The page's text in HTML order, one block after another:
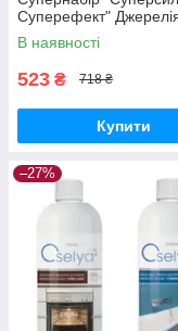
Суперефект"
В наявності
523 ₴ 718 ₴
Купити
–27%